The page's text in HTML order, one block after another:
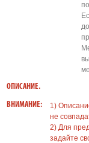
ОПИСАНИЕ.
ВНИМАНИЕ:
1)
не
2) Для
задайте